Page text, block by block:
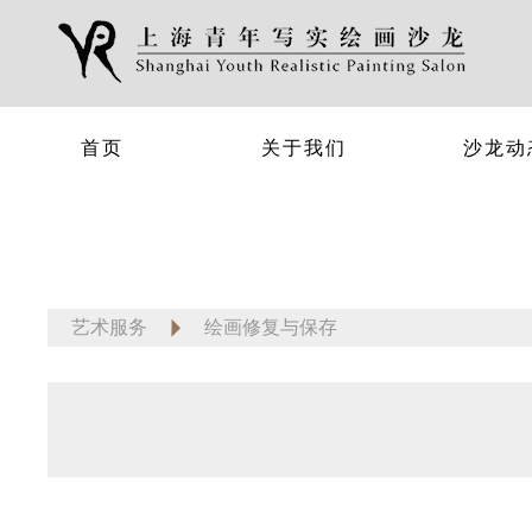
首页 关于我们 沙龙动
艺术服务 绘画修复与保存